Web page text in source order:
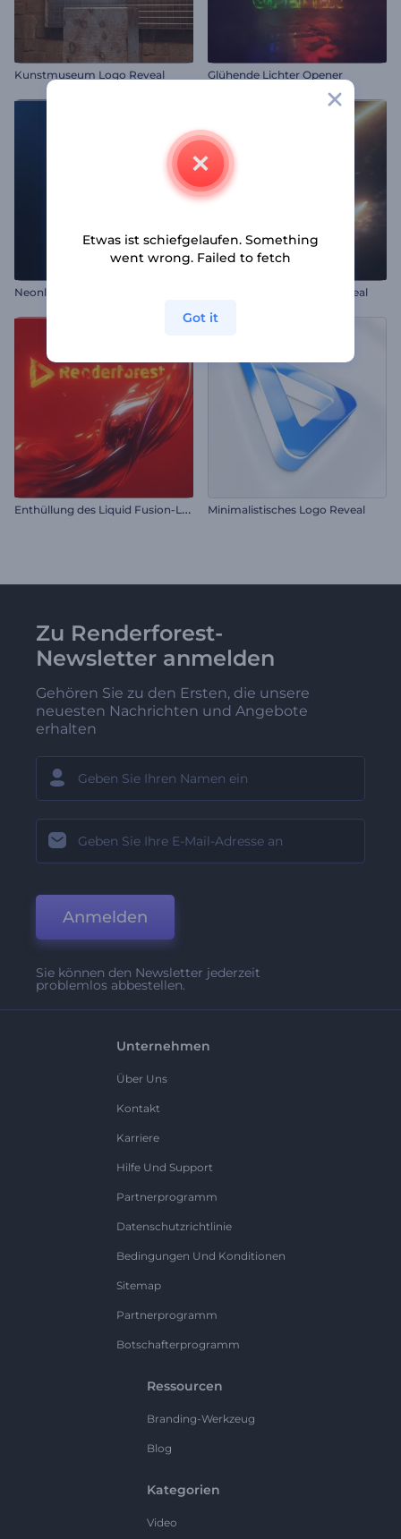
Kunstmuseum Logo Reveal Glühende Lichter Opener
Neonlichtstrahlen Intro Blitzendes Feuer Logo-Reveal
E
nthüllung des Liquid Fusion-Logos Minimalistisches Logo Reveal
Zu Renderforest-
Newsletter anmelden
Gehören Sie zu den Ersten, die unsere
neuesten Nachrichten und Angebote
erhalten
Anmelden
Sie können den Newsletter jederzeit
problemlos abbestellen.
Unternehmen
Über Uns
Kontakt
Karriere
Hilfe Und Support
Partnerprogramm
Datenschutzrichtlinie
Bedingungen Und Konditionen
Sitemap
Partnerprogramm
Botschafterprogramm
Ressourcen
Branding-Werkzeug
Blog
Kategorien
Video
Etwas ist schiefgelaufen. Something
went wrong. Failed to fetch
Got it